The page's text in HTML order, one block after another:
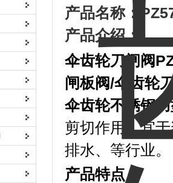
产品名称：
产品介绍：
伞齿轮刀闸阀
闸板阀/伞齿轮
伞齿轮不锈钢
剪切作用，宜
排水、等行业。
产品特点：